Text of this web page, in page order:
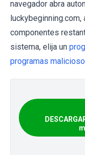
navegador abra
componentes
sistema, elija un
programas